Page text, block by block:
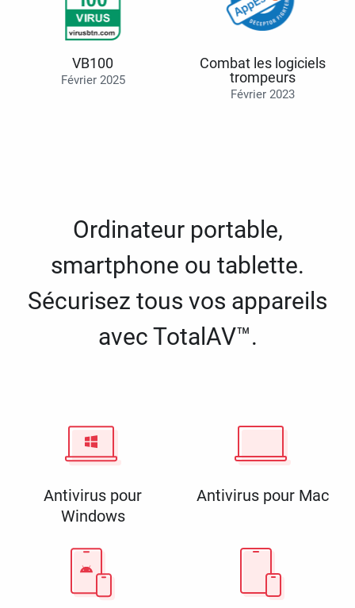
VB100
Février 2025
Combat les logiciels
trompeurs
Février 2023
Ordinateur portable,
smartphone ou tablette.
Sécurisez tous vos appareils
avec TotalAV™.
Antivirus pour
Windows
Antivirus pour Mac